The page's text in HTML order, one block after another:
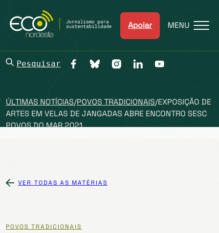
Apoiar MENU
Pesquisar
ÚLTIMAS NOTÍCIAS/POVOS TRADICIONAIS/EXPOSIÇÃO DE
ARTES EM VELAS DE JANGADAS ABRE ENCONTRO SESC
POVOS DO MAR 2021
VER TODAS AS MATÉRIAS
POVOS TRADICIONAIS